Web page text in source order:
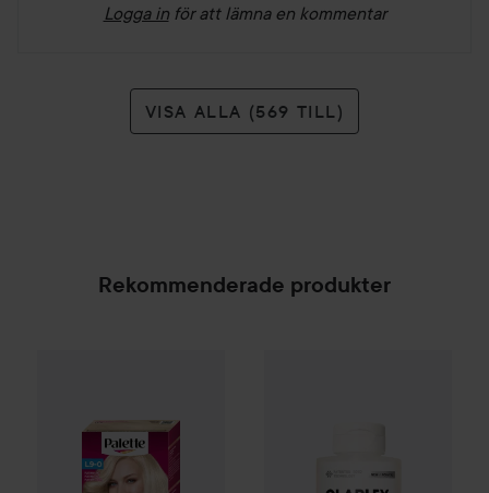
Logga in för att lämna en kommentar
VISA ALLA (569 TILL)
Rekommenderade produkter